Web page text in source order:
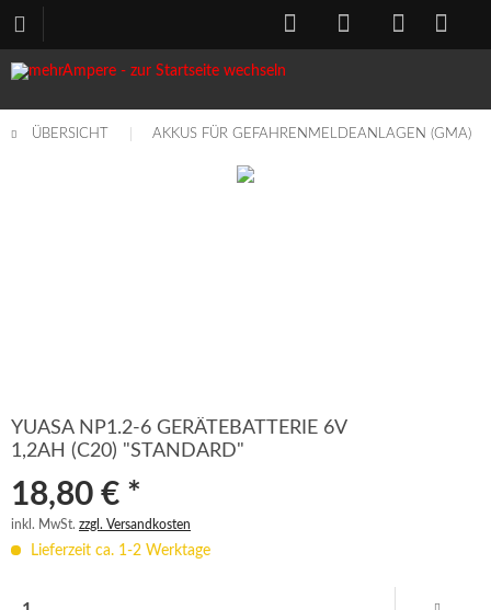
ÜBERSICHT AKKUS FÜR GEFAHRENMELDEANLAGEN (GMA)
YUASA NP1.2-6 GERÄTEBATTERIE 6V
1,2AH (C20) "STANDARD"
18,80 € *
inkl. MwSt. zzgl. Versandkosten
Lieferzeit ca. 1-2 Werktage